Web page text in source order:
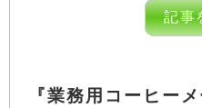
記事
『業務用コーヒー